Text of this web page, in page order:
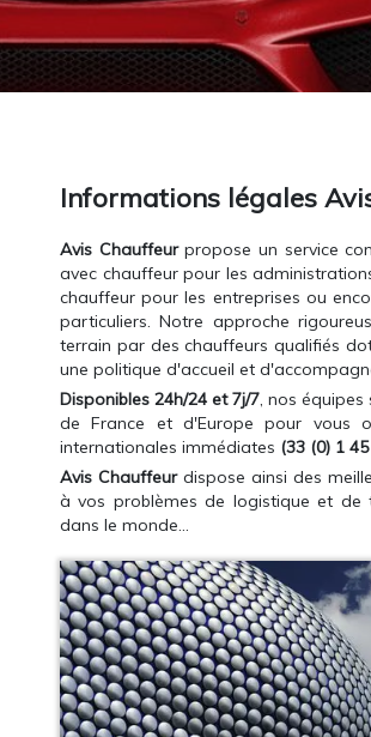
Informations légales
Avis Chauffeurpropose un service
avec chauffeur pour les
chauffeur pour les entreprises ou
particuliers. Notre approche
terrain par des chauffeurs qualifiés
une politique d'accueil et
Disponibles 24h/24 et 7j/7, nos
de France et d'Europe pour vous
internationales immédiates (33 (0) 1
Avis Chauffeurdispose ainsi des
à vos problèmes de logistique et de
dans le monde...
DEMANDER UN